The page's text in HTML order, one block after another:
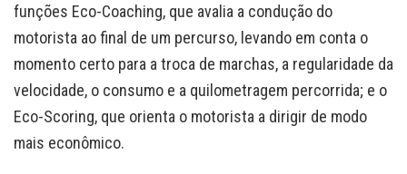
funções Eco-Coaching, que avalia a condução do
motorista ao final de um percurso, levando em conta o
momento certo para a troca de marchas, a regularidade da
velocidade, o consumo e a quilometragem percorrida; e o
Eco-Scoring, que orienta o motorista a dirigir de modo
mais econômico.